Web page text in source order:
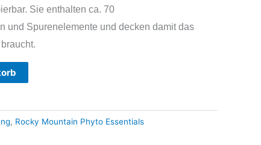
Sie enthalten ca. 70
und Spurenelemente und decken damit das
, Rocky Mountain Phyto Essentials